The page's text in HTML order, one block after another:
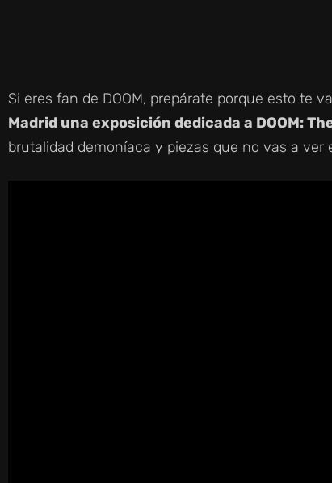
Si eres fan de DOOM, prepárate porque esto te
Madrid una exposición dedicada a DOOM:
brutalidad demoníaca y piezas que no vas a